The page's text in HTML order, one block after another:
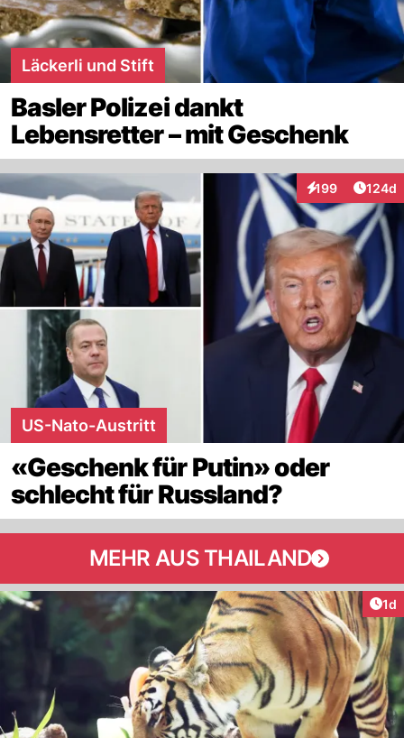
Läckerli und Stift
Basler Polizei dankt
Lebensretter – mit Geschenk
199
Interaktionen124d
US-Nato-Austritt
«Geschenk für Putin» oder
schlecht für Russland?
MEHR AUS THAILAND
1d